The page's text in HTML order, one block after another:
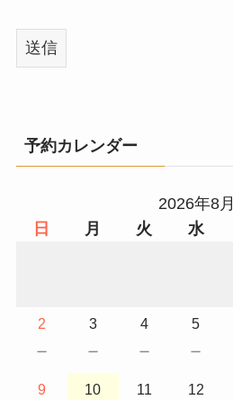
予約カレンダー
2026年8月
日
月 火 水
2
－
3
－
4
－
5
－
9 10 11 12